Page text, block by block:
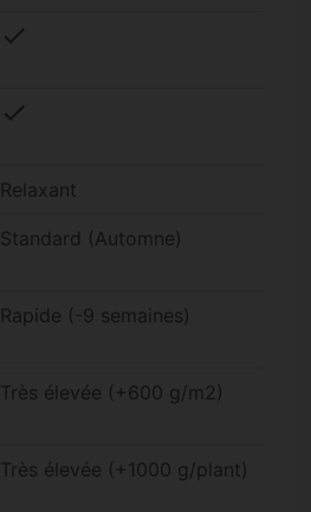
check
check
Relaxant
Standard (Automne)
Rapide (-9 semaines)
Très élevée (+600 g/m2)
Très élevée (+1000 g/plant)